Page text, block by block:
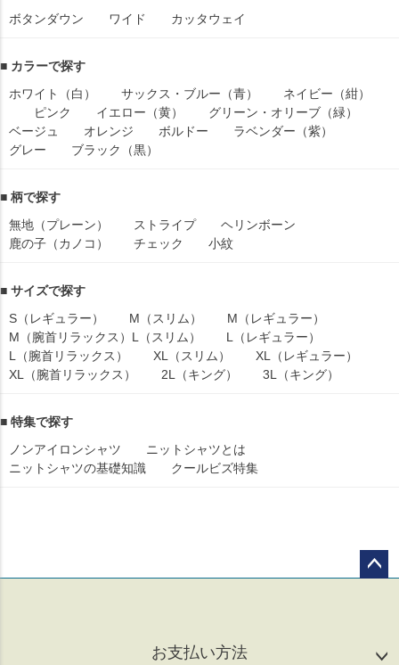
ボタンダウン
ワイド カッタウェイ
■ カラーで探す
ホワイト（白）
サックス・ブルー（青）
ネイビー（紺）
ピンク
イエロー（黄）
グリーン・オリーブ（緑）
ベージュ
オレンジ ボルドー
ラベンダー（紫）
グレー
ブラック（黒）
■ 柄で探す
無地（プレーン）
ストライプ
ヘリンボーン
鹿の子（カノコ）
チェック 小紋
■ サイズで探す
S（レギュラー）
M（スリム）
M（レギュラー）
M（腕首リラックス） L（スリム）
L（レギュラー）
L（腕首リラックス）
XL（スリム）
XL（レギュラー）
XL（腕首リラックス）
2L（キング） 3L（キング）
■ 特集で探す
ノンアイロンシャツ
ニットシャツとは
ニットシャツの基礎知識
クールビズ特集
お支払い方法